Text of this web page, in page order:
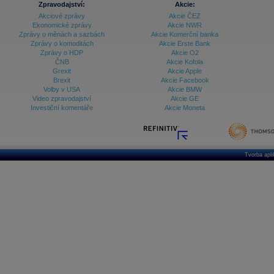
Archiv - Treasury alerty
Archiv - Vývoj české koruny
Archiv analýz - Makroukazatele
Ceny průmyslových výrobců - Data a prognózy
Ceny průmyslových výrobců - Graf (ČR)
Databanka - Akcie
Zpravodajství:
Akciové zprávy
Ekonomické zprávy
Zprávy o měnách a sazbách
Zprávy o komoditách
Zprávy o HDP
ČNB
Grexit
Brexit
Volby v USA
Video zpravodajství
Investiční komentáře
Akcie:
Akcie ČEZ
Akcie NWR
Akcie Komerční banka
Akcie Erste Bank
Akcie O2
Akcie Kofola
Akcie Apple
Akcie Facebook
Akcie BMW
Akcie GE
Akcie Moneta
Tvorba